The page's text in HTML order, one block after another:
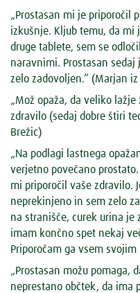
„Prostasan mi je priporočil
izkušnje. Kljub temu, da mi
druge tablete, sem se
naravnimi. Prostasan
zelo zadovoljen.“ (Marjan iz
„Mož opaža, da veliko
zdravilo (sedaj dobre štiri
Brežic)
„Na podlagi lastnega
verjetno povečano
mi priporočil vaše zdravilo.
neprekinjeno in sem zelo
na stranišče, curek urina je
imam končno spet nekaj
Priporočam ga vsem svojim
„Prostasan možu pomaga,
neprestano občtek, da ima